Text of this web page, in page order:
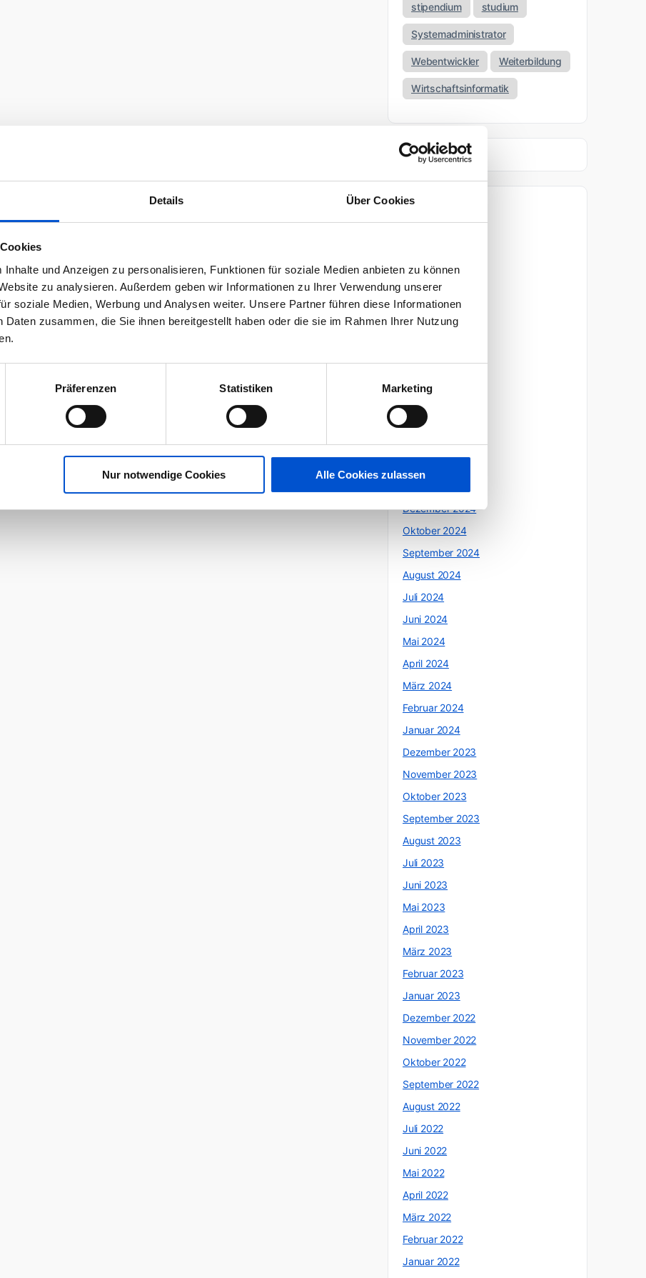
Details Über Cookies
und Anzeigen zu personalisieren, Funktionen für soziale Medien anbieten zu können
zu analysieren. Außerdem geben wir Informationen zu Ihrer Verwendung unserer
soziale Medien, Werbung und Analysen weiter. Unsere Partner führen diese Informationen
Daten zusammen, die Sie ihnen bereitgestellt haben oder die sie im Rahmen Ihrer Nutzung
Präferenzen Statistiken Marketing
Nur notwendige Cookies Alle Cookies zulassen
stipendium studium
Systemadministrator
Webentwickler Weiterbildung
Wirtschaftsinformatik
April 2026
März 2026
November 2025
Oktober 2025
Mai 2025
April 2025
März 2025
Dezember 2024
Oktober 2024
September 2024
August 2024
Juli 2024
Juni 2024
Mai 2024
April 2024
März 2024
Februar 2024
Januar 2024
Dezember 2023
November 2023
Oktober 2023
September 2023
August 2023
Juli 2023
Juni 2023
Mai 2023
April 2023
März 2023
Februar 2023
Januar 2023
Dezember 2022
November 2022
Oktober 2022
September 2022
August 2022
Juli 2022
Juni 2022
Mai 2022
April 2022
März 2022
Februar 2022
Januar 2022